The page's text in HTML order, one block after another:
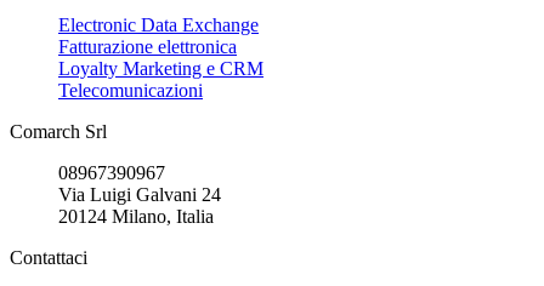
Electronic Data Exchange
Fatturazione elettronica
Loyalty Marketing e CRM
Telecomunicazioni
Comarch Srl
08967390967
Via Luigi Galvani 24
20124 Milano, Italia
Contattaci